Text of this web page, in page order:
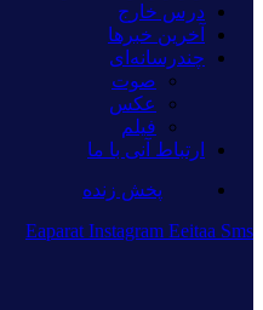
درس خارج
آخرین خبرها
چندرسانه‌ای
صوت
عکس
فیلم
ارتباط آنی با ما
پخش زنده
Eaparat Instagram Eeitaa Sms